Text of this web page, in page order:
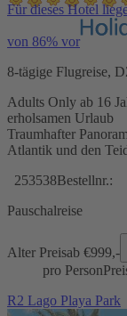
Für dieses Hotel
von 86% vor
8-tägige Flugreise,
Adults Only ab 16
erholsamen Urlaub
Traumhafter
Atlantik und den
253538Bestellnr.:
Pauschalreise
Alter Preisab €999,-
pro Person
R2 Lago Playa Park